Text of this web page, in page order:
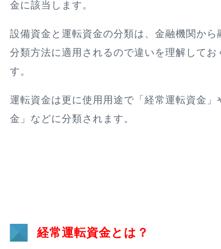
金に該当します。
設備資金と運転資金の分類は、金融機関から
分類方法に適用されるので違いを理解してお
す。
運転資金は更に使用用途で「経常運転資金」
金」などに分類されます。
経常運転資金とは？